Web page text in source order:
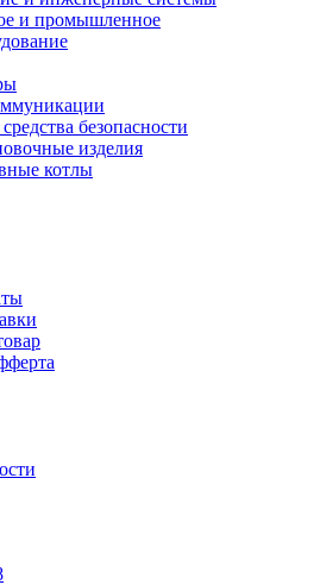
и промышленное
безопасности
изделия
котлы